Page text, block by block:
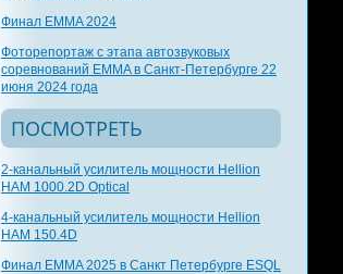
Финал EMMA 2024
Фоторепортаж с этапа автозвуковых
соревнований EMMA в Санкт-Петербурге 22
июня 2024 года
ПОСМОТРЕТЬ
2-канальный усилитель мощности Hellion
HAM 1000.2D Optical
4-канальный усилитель мощности Hellion
HAM 150.4D
Финал EMMA 2025 в Санкт Петербурге ESQL